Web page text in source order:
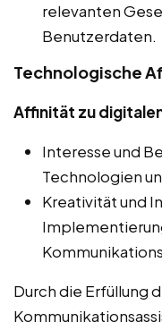
relevanten
Benutzerdaten.
Technologische
Affinität zu
Interesse und
Technologien
Kreativität und
Durch die Erfüllung